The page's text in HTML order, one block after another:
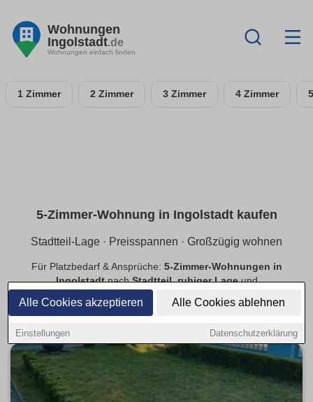
Alle Cookies akzeptieren Alle Cookies ablehnen
Einstellungen Datenschutzerklärung
Wohnungen
Ingolstadt.de
Wohnungen einfach finden
1 Zimmer 2 Zimmer 3 Zimmer 4 Zimmer
5-Zimmer-Wohnung in Ingolstadt kaufen
Stadtteil-Lage · Preisspannen · Großzügig wohnen
Für Platzbedarf & Ansprüche: 5-Zimmer-Wohnungen in
IngolstadtnachStadtteil,ruhiger Lageund
provisionsfreie
passender Ausstattung.